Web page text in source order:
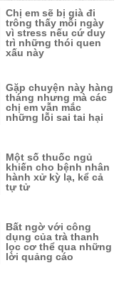
Chị em sẽ bị già đi
trông thấy mỗi ngày
vì stress nếu cứ duy
trì những thói quen
xấu này
Gặp chuyện này hàng
tháng nhưng mà các
chị em vẫn mắc
những lỗi sai tai hại
Một số thuốc ngủ
khiến cho bệnh nhân
hành xử kỳ lạ, kể cả
tự tử
Bất ngờ với công
dụng của trà thanh
lọc cơ thể qua những
lời quảng cáo